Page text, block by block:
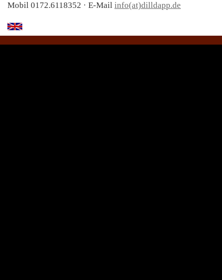
Mobil 0172.6118352 · E-Mail info(at)dilldapp.de